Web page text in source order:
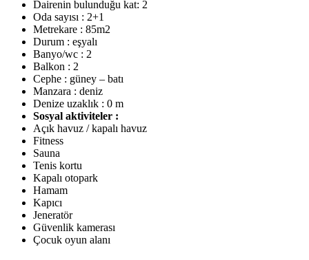
Dairenin bulunduğu kat: 2
Oda sayısı : 2+1
Metrekare : 85m2
Durum : eşyalı
Banyo/wc : 2
Balkon : 2
Cephe : güney – batı
Manzara : deniz
Denize uzaklık : 0 m
Sosyal aktiviteler :
Açık havuz / kapalı havuz
Fitness
Sauna
Tenis kortu
Kapalı otopark
Hamam
Kapıcı
Jeneratör
Güvenlik kamerası
Çocuk oyun alanı